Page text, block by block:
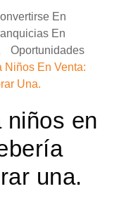
En
En
Oportunidades
Niños En Venta:
Una.
niños en
una.